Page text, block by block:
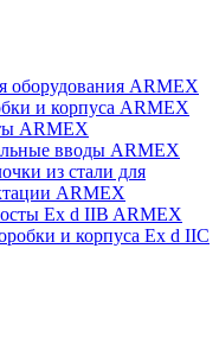
оборудования ARMEX
и корпуса ARMEX
ARMEX
вводы ARMEX
из стали для
ARMEX
Ex d IIB ARMEX
и корпуса Ex d IIС